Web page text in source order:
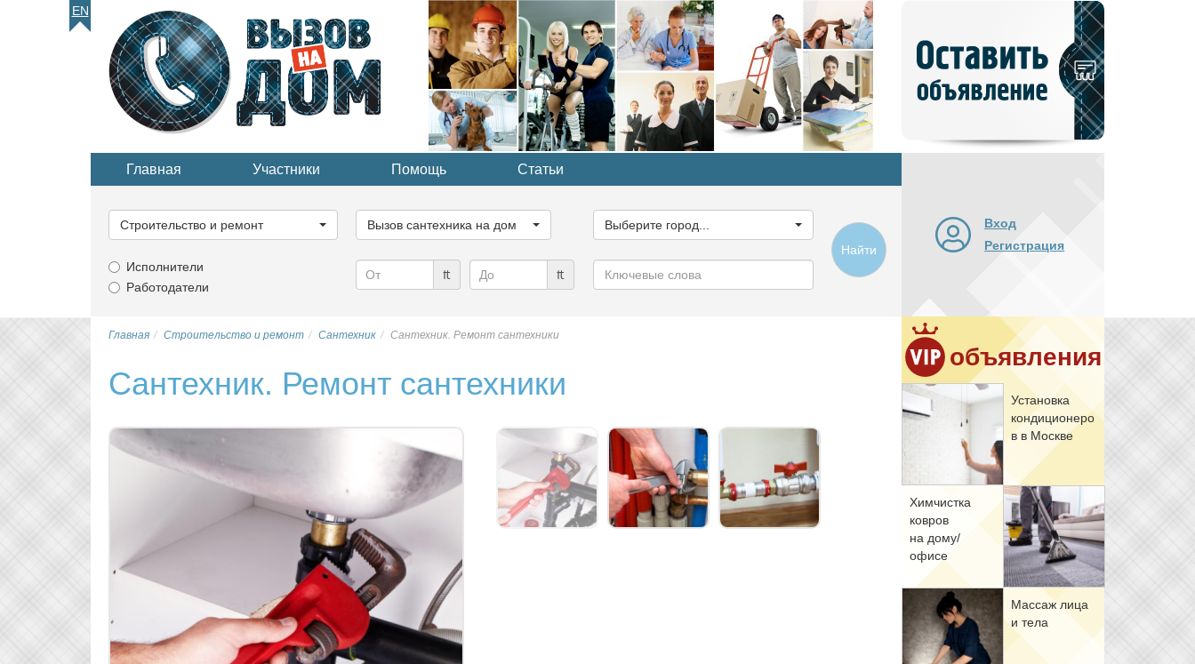
EN
объявление
Главная Участники Помощь Статьи
категорию...
Строительство и ремонт
категорию...
Вызов сантехника на дом
город...
Выберите город...
Исполнители
Работодатели
₶ ₶
Ключевые
слова
Найти
Вход
Регистрация
объявления
Уста­нов­ка
кон­ди­ци­о­не­ро
в в Москве
Хим­чист­ка
ков­ров
на до­му/
офи­се
Мас­саж ли­ца
и те­ла
Главная Строительство и ремонт Сантехник Сантехник. Ремонт сантехники
Сантехник. Ремонт сантехники